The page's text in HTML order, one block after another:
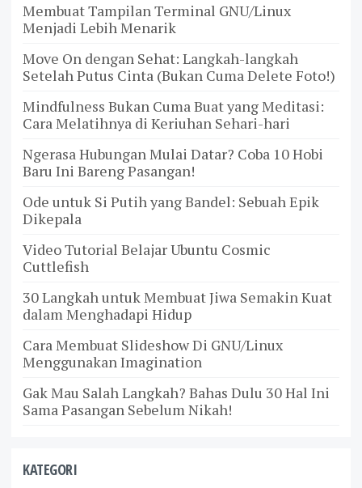
Membuat Tampilan Terminal GNU/Linux
Menjadi Lebih Menarik
Move On dengan Sehat: Langkah-langkah
Setelah Putus Cinta (Bukan Cuma Delete Foto!)
Mindfulness Bukan Cuma Buat yang Meditasi:
Cara Melatihnya di Keriuhan Sehari-hari
Ngerasa Hubungan Mulai Datar? Coba 10 Hobi
Baru Ini Bareng Pasangan!
Ode untuk Si Putih yang Bandel: Sebuah Epik
Dikepala
Video Tutorial Belajar Ubuntu Cosmic
Cuttlefish
30 Langkah untuk Membuat Jiwa Semakin Kuat
dalam Menghadapi Hidup
Cara Membuat Slideshow Di GNU/Linux
Menggunakan Imagination
Gak Mau Salah Langkah? Bahas Dulu 30 Hal Ini
Sama Pasangan Sebelum Nikah!
KATEGORI